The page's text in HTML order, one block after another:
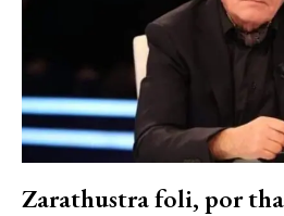
Zarathustra foli, por